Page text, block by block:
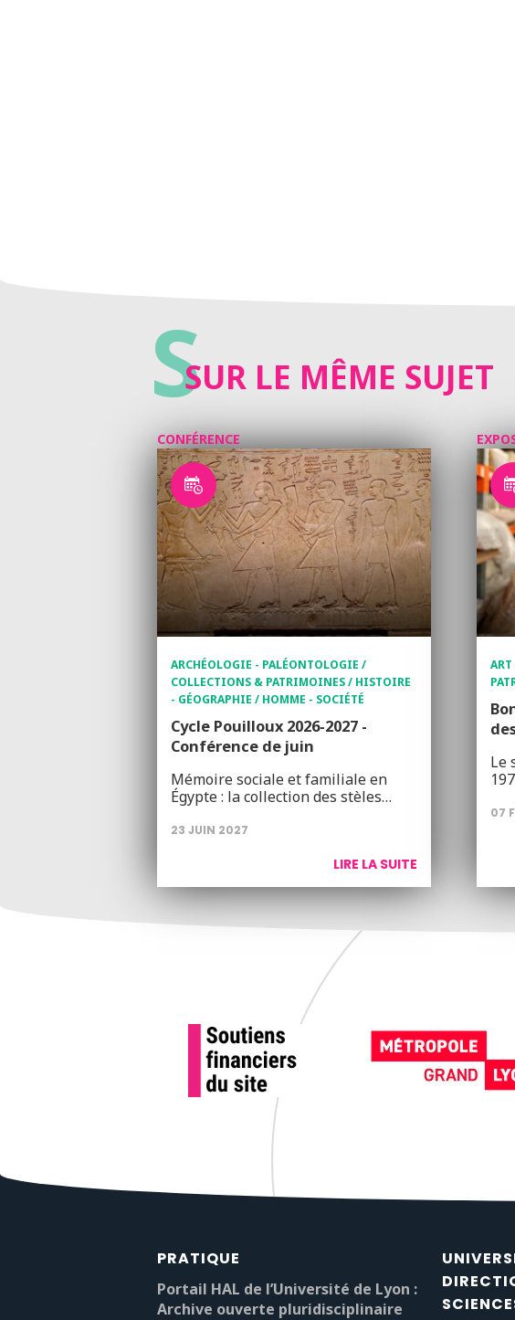
SSUR LE MÊME SUJET
CONFÉRENCE
ARCHÉOLOGIE - PALÉONTOLOGIE /
COLLECTIONS & PATRIMOINES / HISTOIRE
- GÉOGRAPHIE / HOMME - SOCIÉTÉ
Cycle Pouilloux 2026-2027 -
Conférence de juin
Mémoire sociale et familiale en
Égypte : la collection des stèles…
23 JUIN 2027
LIRE LA SUITE
Le
07
PRATIQUE
Portail HAL de l’Université de Lyon :
Archive ouverte pluridisciplinaire